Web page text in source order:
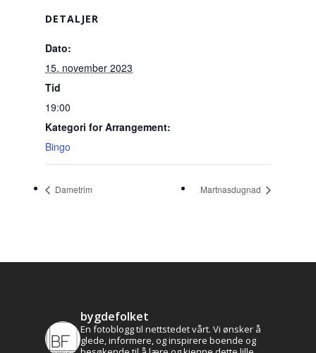
DETALJER
Dato:
15. november 2023
Tid
19:00
Kategori for Arrangement:
Bingo
Dametrim Martnasdugnad
bygdefolket
En fotoblogg til nettstedet vårt. Vi ønsker å
glede, informere, og inspirere boende og